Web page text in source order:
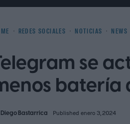
REDES SOCIALES NOTICIAS NEWS
se
batería
Diego Bastarrica Published enero 3, 2024